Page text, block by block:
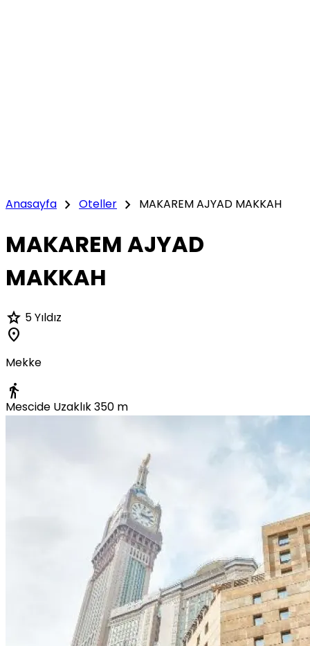
Anasayfa chevron_right Oteller chevron_right MAKAREM AJYAD MAKKAH
MAKAREM AJYAD
MAKKAH
star 5 Yıldız
location_on
Mekke
directions_walk
Mescide Uzaklık350 m